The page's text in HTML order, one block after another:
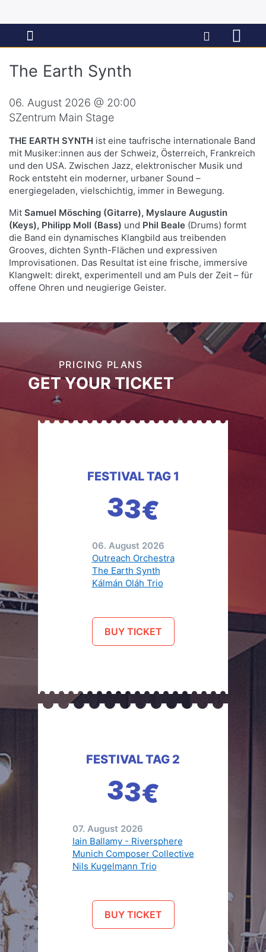
The Earth Synth
06. August 2026 @ 20:00
SZentrum Main Stage
THE EARTH SYNTH ist eine taufrische internationale Band
mit Musiker:innen aus der Schweiz, Österreich, Frankreich
und den USA. Zwischen Jazz, elektronischer Musik und
Rock entsteht ein moderner, urbaner Sound –
energiegeladen, vielschichtig, immer in Bewegung.
Mit Samuel Mösching (Gitarre), Myslaure Augustin
(Keys), Philipp Moll (Bass) und Phil Beale (Drums) formt
die Band ein dynamisches Klangbild aus treibenden
Grooves, dichten Synth-Flächen und expressiven
Improvisationen. Das Resultat ist eine frische, immersive
Klangwelt: direkt, experimentell und am Puls der Zeit – für
offene Ohren und neugierige Geister.
FESTIVAL TAG 1
33€
06. August 2026
Outreach Orchestra
The Earth Synth
Kálmán Oláh Trio
BUY TICKET
PRICING PLANS
GET YOUR TICKET
FESTIVAL TAG 2
33€
07. August 2026
Iain Ballamy - Riversphere
Munich Composer Collective
Nils Kugelmann Trio
BUY TICKET